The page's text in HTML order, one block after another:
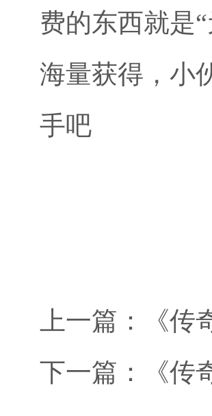
费的东西就是
海量获得，小
手吧
上一篇：
《
下一篇：
《